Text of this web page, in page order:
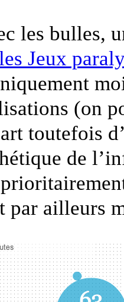
les bulles,
Jeux
(on
toutefois
de
par ailleurs